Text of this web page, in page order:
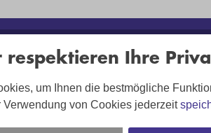
- und Ihr Team sind für Sie da!
respektieren Ihre
um Ihnen die bestmögliche
Verwendung von Cookies jederzeit